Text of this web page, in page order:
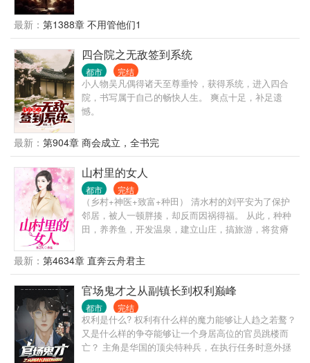
个夏国已知的卡片关联词中，最强的名为无双上将，
使得一手好大斧。 而到了赵鸿挑选卡片的时候，他看
向面前的几个关联词却陷入了沉思。 直播观众看见赵
鸿选项的时候都惊呆了，纷纷劝阻他赶紧选择无双上
将。 不过对于第一次出现的大明战神这个称谓更是难
以置信，毕竟是被冠以战神这个称号，绝对是他们夏
国崛起的希望！ 可赵鸿完全不受观众的影响，在一片
骂声当中，毅然决然地伸手拿下了写着曹贼二字的人
最新： 第1388章 不用管他们1
四合院之无敌签到系统
都市 完结
小人物吴凡偶得诸天至尊垂怜，获得系统，进入四合
院，书写属于自己的畅快人生。 爽点十足，补足遗
憾。
最新： 第904章 商会成立，全书完
山村里的女人
都市 完结
（乡村+神医+致富+种田） 清水村的刘平安为了保护
邻居，被人一顿胖揍，却反而因祸得福。 从此，种种
田，养养鱼，开发温泉，建立山庄，搞旅游，将贫瘠
惬意的乡村生活……
最新： 第4634章 直奔云舟君主
官场鬼才之从副镇长到权利巅峰
都市 完结
权利是什么? 权利有什么样的魔力能够让人趋之若鹜？
又是什么样的争夺能够让一个身居高位的官员跳楼而
亡？ 主角是华国的顶尖特种兵，在执行任务时意外拯